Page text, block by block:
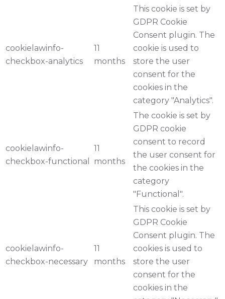
cookielawinfo-
checkbox-analytics
11
months
This cookie is set by
GDPR Cookie
Consent plugin. The
cookie is used to
store the user
consent for the
cookies in the
category "Analytics".
cookielawinfo-
checkbox-functional
11
months
The cookie is set by
GDPR cookie
consent to record
the user consent for
the cookies in the
category
"Functional".
cookielawinfo-
checkbox-necessary
11
months
This cookie is set by
GDPR Cookie
Consent plugin. The
cookies is used to
store the user
consent for the
cookies in the